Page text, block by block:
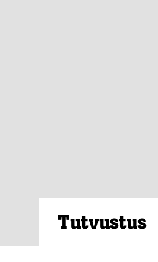
Tutvustus